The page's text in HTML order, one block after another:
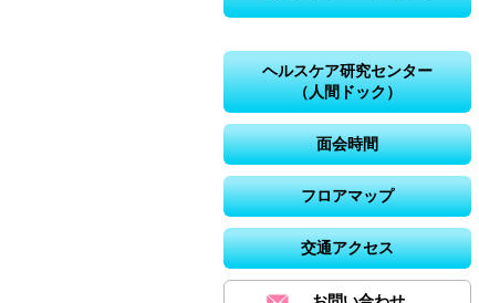
ヘルスケア研究センター
（人間ドック）
面会時間
フロアマップ
交通アクセス